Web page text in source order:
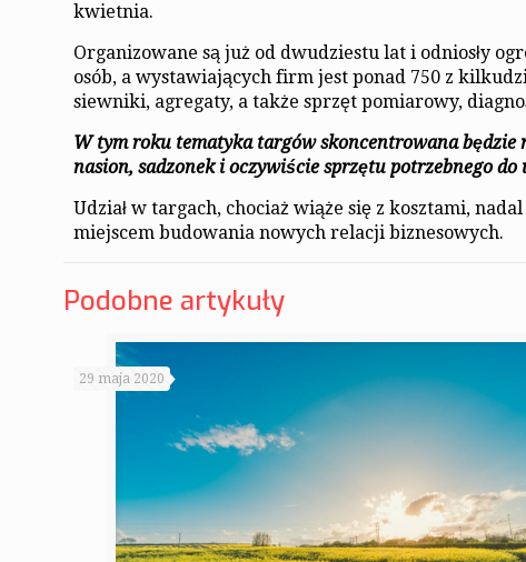
kwietnia.
Organizowane są już od dwudziestu lat i odniosły
osób, a wystawiających firm jest ponad 750 z
siewniki, agregaty, a także sprzęt pomiarowy,
W tym roku tematyka targów skoncentrowana
nasion, sadzonek i oczywiście sprzętu potrzebnego
Udział w targach, chociaż wiąże się z kosztami,
miejscem budowania nowych relacji biznesowych.
Podobne artykuły
29 maja 2020